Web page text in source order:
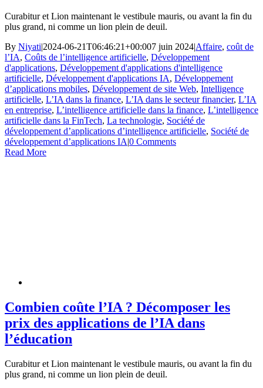
Curabitur et Lion maintenant le vestibule mauris, ou avant la fin du
plus grand, ni comme un lion plein de deuil.
By Niyati|2024-06-21T06:46:21+00:007 juin 2024|Affaire, coût de
l’IA, Coûts de l’intelligence artificielle, Développement
d'applications, Développement d'applications d'intelligence
artificielle, Développement d'applications IA, Développement
d’applications mobiles, Développement de site Web, Intelligence
artificielle, L’IA dans la finance, L’IA dans le secteur financier, L’IA
en entreprise, L’intelligence artificielle dans la finance, L’intelligence
artificielle dans la FinTech, La technologie, Société de
développement d’applications d’intelligence artificielle, Société de
développement d’applications IA|0 Comments
Read More
Combien coûte l’IA ? Décomposer les
prix des applications de l’IA dans
l’éducation
Curabitur et Lion maintenant le vestibule mauris, ou avant la fin du
plus grand, ni comme un lion plein de deuil.